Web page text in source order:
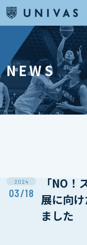
NEWS
2024
03/18
「NO
展に向
ました